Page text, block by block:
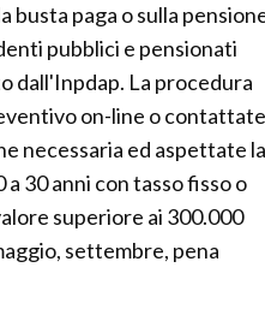
busta paga o sulla
pubblici e pensionati
dall'Inpdap. La procedura
on-line o contattate
necessaria ed aspettate la
30 anni con tasso fisso o
superiore ai 300.000
settembre, pena